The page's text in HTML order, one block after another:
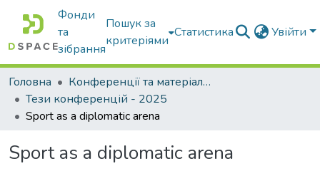
Фонди
та
зібрання
Пошук за
критеріями
Статистика Увійти
Головна
Конференції та матеріали конференцій
Тези конференцій - 2025
Sport as a diplomatic arena
Sport as a diplomatic arena